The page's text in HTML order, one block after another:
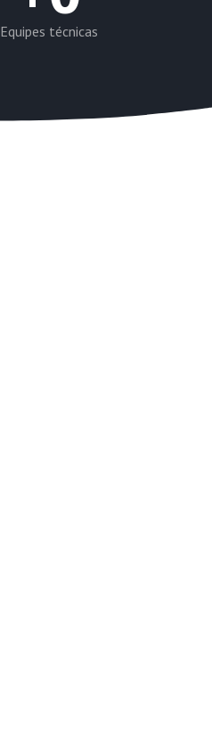
Equipes técnicas